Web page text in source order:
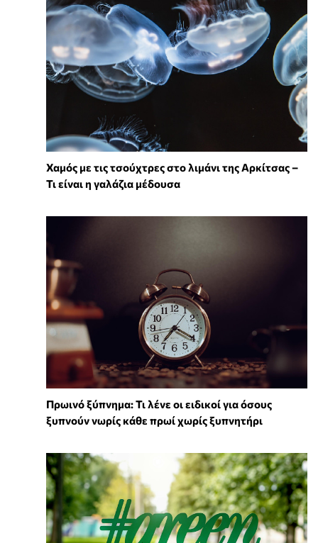
Χαμός με τις τσούχτρες στο λιμάνι της Αρκίτσας –
Τι είναι η γαλάζια μέδουσα
Πρωινό ξύπνημα: Τι λένε οι ειδικοί για όσους
ξυπνούν νωρίς κάθε πρωί χωρίς ξυπνητήρι